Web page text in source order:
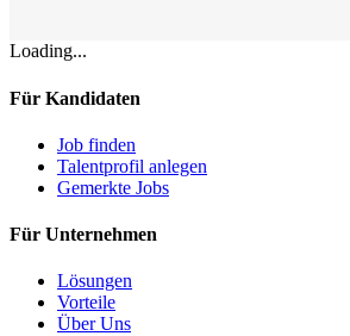
Loading...
Für Kandidaten
Job finden
Talentprofil anlegen
Gemerkte Jobs
Für Unternehmen
Lösungen
Vorteile
Über Uns